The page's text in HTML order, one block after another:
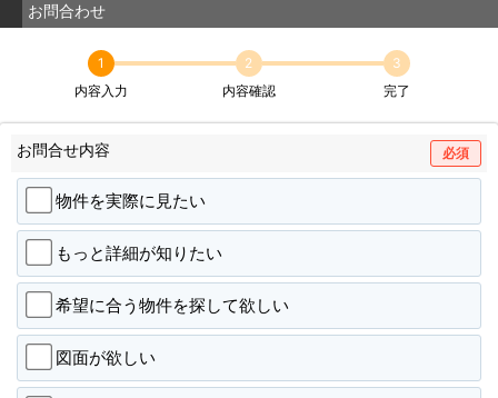
お問合わせ
1
内容入力
2
内容確認
3
完了
お問合せ内容 必須
物件を実際に見たい
もっと詳細が知りたい
希望に合う物件を探して欲しい
図面が欲しい